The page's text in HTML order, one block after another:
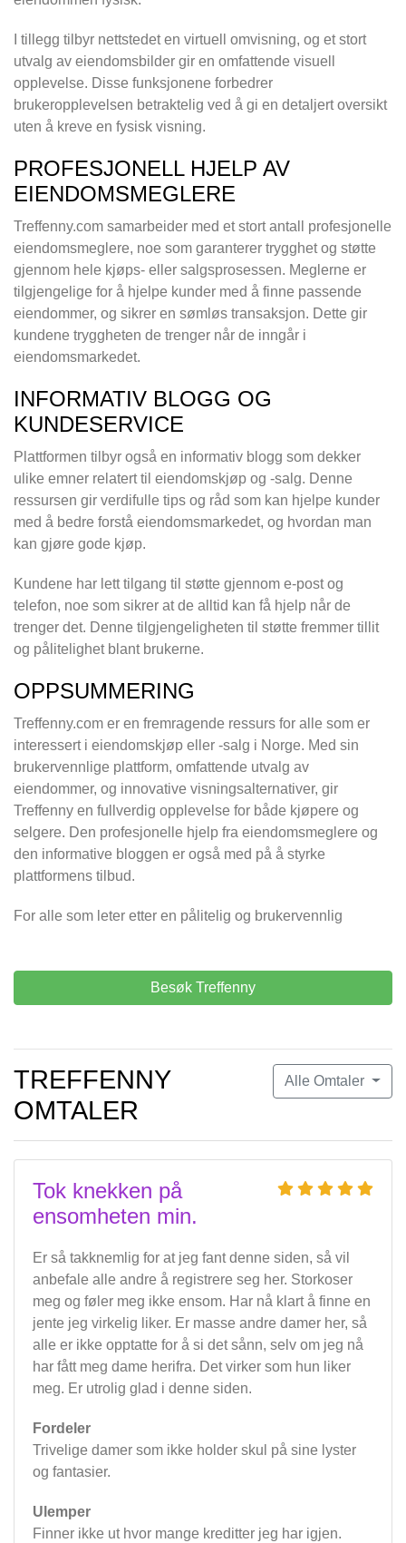
I tillegg tilbyr nettstedet en virtuell omvisning, og et stort
utvalg av eiendomsbilder gir en omfattende visuell
opplevelse. Disse funksjonene forbedrer
brukeropplevelsen betraktelig ved å gi en detaljert oversikt
uten å kreve en fysisk visning.
PROFESJONELL HJELP AV
EIENDOMSMEGLERE
Treffenny.com samarbeider med et stort antall profesjonelle
eiendomsmeglere, noe som garanterer trygghet og støtte
gjennom hele kjøps- eller salgsprosessen. Meglerne er
tilgjengelige for å hjelpe kunder med å finne passende
eiendommer, og sikrer en sømløs transaksjon. Dette gir
kundene tryggheten de trenger når de inngår i
eiendomsmarkedet.
INFORMATIV BLOGG OG
KUNDESERVICE
Plattformen tilbyr også en informativ blogg som dekker
ulike emner relatert til eiendomskjøp og -salg. Denne
ressursen gir verdifulle tips og råd som kan hjelpe kunder
med å bedre forstå eiendomsmarkedet, og hvordan man
kan gjøre gode kjøp.
Kundene har lett tilgang til støtte gjennom e-post og
telefon, noe som sikrer at de alltid kan få hjelp når de
trenger det. Denne tilgjengeligheten til støtte fremmer tillit
og pålitelighet blant brukerne.
OPPSUMMERING
Treffenny.com er en fremragende ressurs for alle som er
interessert i eiendomskjøp eller -salg i Norge. Med sin
brukervennlige plattform, omfattende utvalg av
eiendommer, og innovative visningsalternativer, gir
Treffenny en fullverdig opplevelse for både kjøpere og
selgere. Den profesjonelle hjelp fra eiendomsmeglere og
den informative bloggen er også med på å styrke
plattformens tilbud.
For alle som leter etter en pålitelig og brukervennlig
Besøk Treffenny
Alle Omtaler
TREFFENNY
OMTALER
Tok knekken på
ensomheten min.
Er så takknemlig for at jeg fant denne siden, så vil
anbefale alle andre å registrere seg her. Storkoser
meg og føler meg ikke ensom. Har nå klart å finne en
jente jeg virkelig liker. Er masse andre damer her, så
alle er ikke opptatte for å si det sånn, selv om jeg nå
har fått meg dame herifra. Det virker som hun liker
meg. Er utrolig glad i denne siden.
Fordeler
Trivelige damer som ikke holder skul på sine lyster
og fantasier.
Ulemper
Finner ikke ut hvor mange kreditter jeg har igjen.